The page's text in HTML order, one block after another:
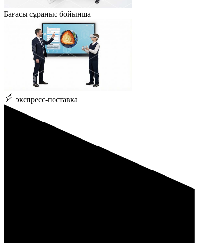
Бағасы сұраныс бойынша
экспресс-поставка